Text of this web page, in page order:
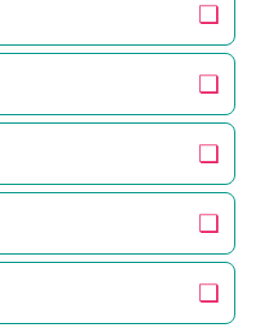
❏
❏
❏
❏
❏